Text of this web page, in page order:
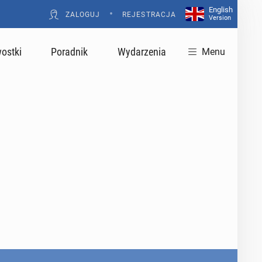
ZALOGUJ • REJESTRACJA
English
Version
Poradnik Wydarzenia Menu